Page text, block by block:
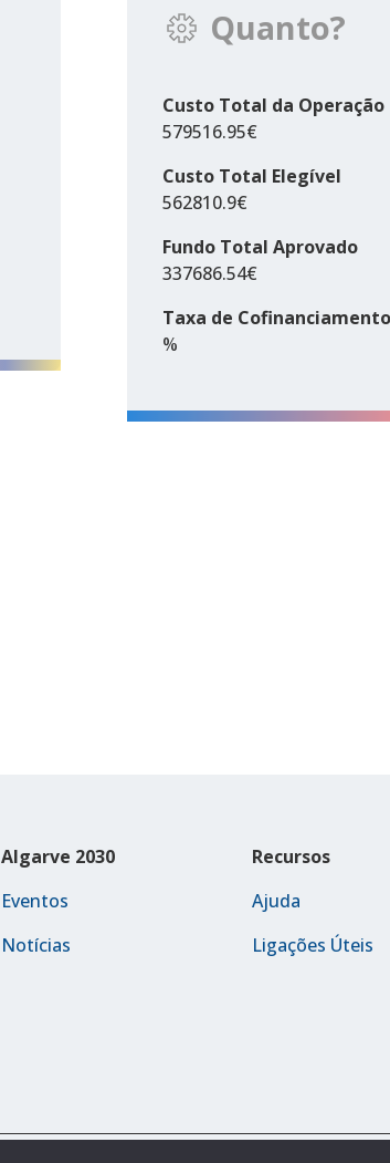
Quanto?
Custo Total da Operação
579516.95€
Custo Total Elegível
562810.9€
Fundo Total Aprovado
337686.54€
Taxa de Cofinanciamento
%
Algarve 2030
Eventos
Notícias
Recursos
Ajuda
Ligações Úteis